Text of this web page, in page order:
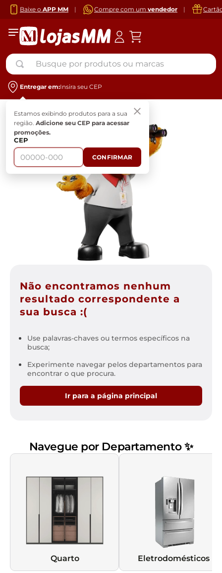
Baixe o APP MM | Compre com um vendedor |
Busque por produtos ou marcas
Entregar em:Insira seu CEP
Estamos exibindo produtos para a sua
região. Adicione seu CEP para acessar
promoções.
CEP
CONFIRMAR
Não encontramos nenhum
resultado correspondente a
sua busca :(
Use palavras-chaves ou termos específicos na
busca;
Experimente navegar pelos departamentos para
encontrar o que procura.
Ir para a página principal
Navegue por Departamento ✨
Quarto Eletrodomésticos